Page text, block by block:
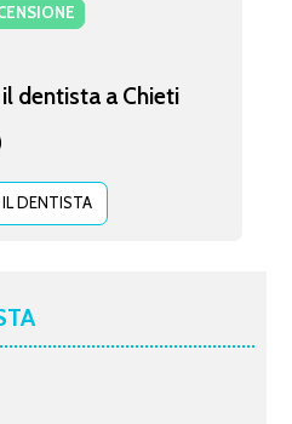
dentista a Chieti
DENTISTA